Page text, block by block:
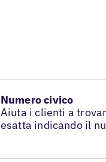
Numero civico
Aiuta i clienti a
esatta indicando il